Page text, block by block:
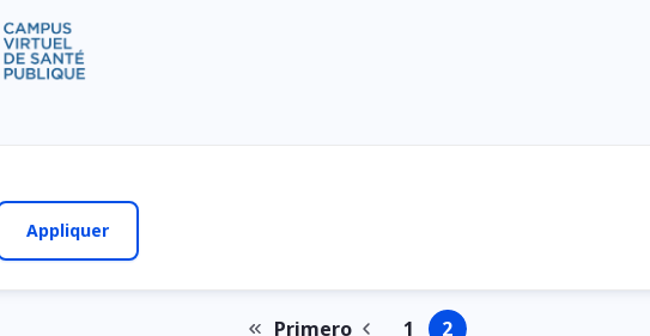
Primero 1 2